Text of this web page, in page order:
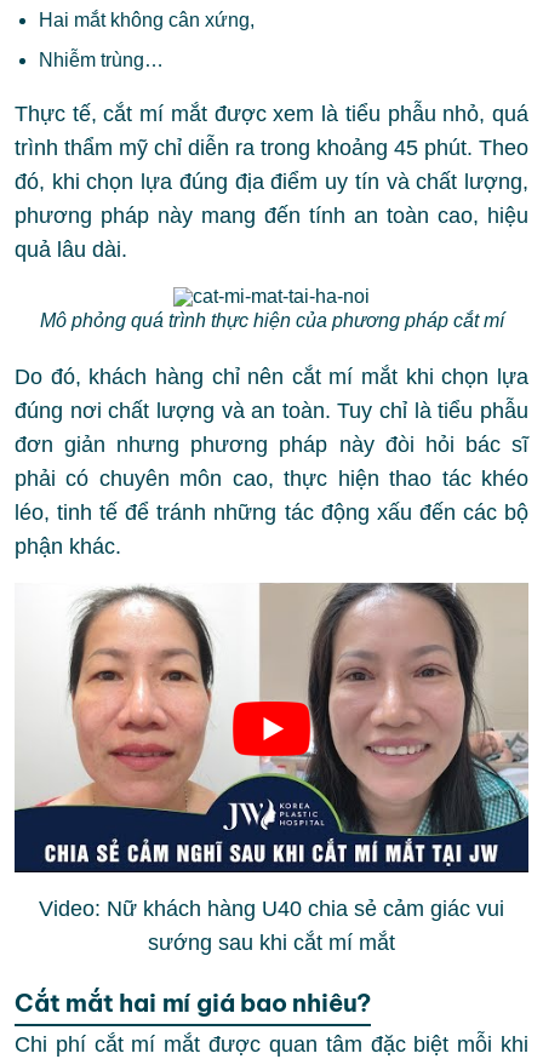
Hai mắt không cân xứng,
Nhiễm trùng…
Thực tế, cắt mí mắt được xem là tiểu phẫu nhỏ, quá
trình thẩm mỹ chỉ diễn ra trong khoảng 45 phút. Theo
đó, khi chọn lựa đúng địa điểm uy tín và chất lượng,
phương pháp này mang đến tính an toàn cao, hiệu
quả lâu dài.
Mô phỏng quá trình thực hiện của phương pháp cắt mí
Do đó, khách hàng chỉ nên cắt mí mắt khi chọn lựa
đúng nơi chất lượng và an toàn. Tuy chỉ là tiểu phẫu
đơn giản nhưng phương pháp này đòi hỏi bác sĩ
phải có chuyên môn cao, thực hiện thao tác khéo
léo, tinh tế để tránh những tác động xấu đến các bộ
phận khác.
Video: Nữ khách hàng U40 chia sẻ cảm giác vui
sướng sau khi cắt mí mắt
Cắt mắt hai mí giá bao nhiêu?
Chi phí cắt mí mắt được quan tâm đặc biệt mỗi khi